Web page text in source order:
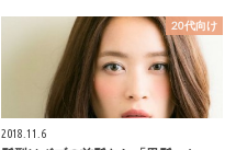
20代向け
2018.11.6